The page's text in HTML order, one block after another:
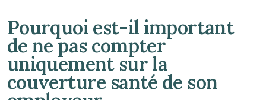
Pourquoi est-il important
de ne pas compter
uniquement sur la
couverture santé de son